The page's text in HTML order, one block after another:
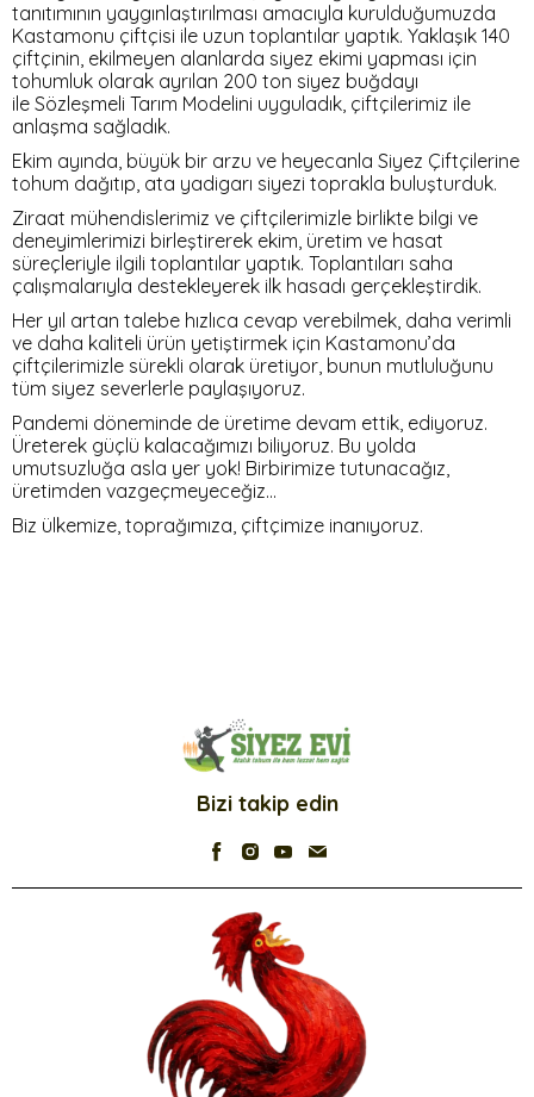
tanıtımının yaygınlaştırılması amacıyla kurulduğumuzda
Kastamonu çiftçisi ile uzun toplantılar yaptık. Yaklaşık 140
çiftçinin, ekilmeyen alanlarda siyez ekimi yapması için
tohumluk olarak ayrılan 200 ton siyez buğdayı
ile Sözleşmeli Tarım Modelini uyguladık, çiftçilerimiz ile
anlaşma sağladık.
Ekim ayında, büyük bir arzu ve heyecanla Siyez Çiftçilerine
tohum dağıtıp, ata yadigarı siyezi toprakla buluşturduk.
Ziraat mühendislerimiz ve çiftçilerimizle birlikte bilgi ve
deneyimlerimizi birleştirerek ekim, üretim ve hasat
süreçleriyle ilgili toplantılar yaptık. Toplantıları saha
çalışmalarıyla destekleyerek ilk hasadı gerçekleştirdik.
Her yıl artan talebe hızlıca cevap verebilmek, daha verimli
ve daha kaliteli ürün yetiştirmek için Kastamonu’da
çiftçilerimizle sürekli olarak üretiyor, bunun mutluluğunu
tüm siyez severlerle paylaşıyoruz.
Pandemi döneminde de üretime devam ettik, ediyoruz.
Üreterek güçlü kalacağımızı biliyoruz. Bu yolda
umutsuzluğa asla yer yok! Birbirimize tutunacağız,
üretimden vazgeçmeyeceğiz...
Biz ülkemize, toprağımıza, çiftçimize inanıyoruz.
Bizi takip edin